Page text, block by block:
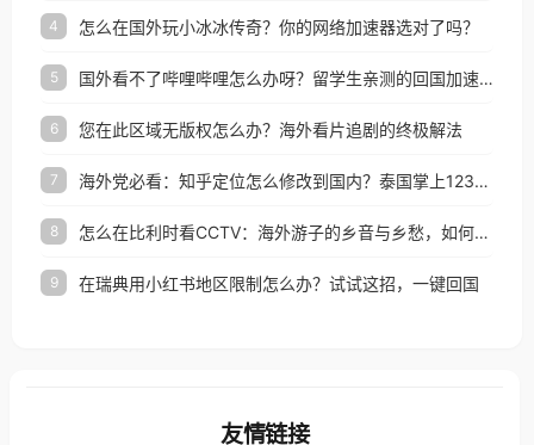
4 怎么在国外玩小冰冰传奇？你的网络加速器选对了吗？
5 国外看不了哔哩哔哩怎么办呀？留学生亲测的回国加速全攻略（含酷我音乐渤海银行解决方法）
6 您在此区域无版权怎么办？海外看片追剧的终极解法
7 海外党必看：知乎定位怎么修改到国内？泰国掌上12333、印度天府通难题全解决！
8 怎么在比利时看CCTV：海外游子的乡音与乡愁，如何一键连接？
9 在瑞典用小红书地区限制怎么办？试试这招，一键回国
友情链接